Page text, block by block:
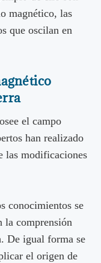
magnético, las
que oscilan en
el campo
han realizado
las modificaciones
conocimientos se
la comprensión
De igual forma se
el origen de